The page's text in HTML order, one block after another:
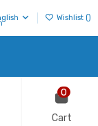
Wishlist ()
0
Cart